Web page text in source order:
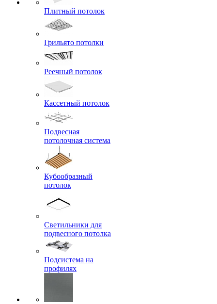
Плитный потолок
Грильято потолки
Реечный потолок
Кассетный потолок
Подвесная
потолочная система
Кубообразный
потолок
Светильники для
подвесного потолка
Подсистема на
профилях